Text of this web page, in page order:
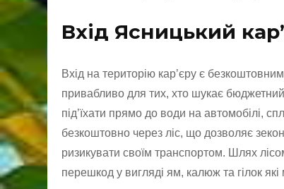
Вхід Ясницький
Вхід на територію кар’єру є
привабливо для тих, хто шукає
під’їхати прямо до води на автомобілі,
безкоштовно через ліс, що дозволяє
ризикувати своїм транспортом. Шлях
перешкод у вигляді ям, калюж та гілок